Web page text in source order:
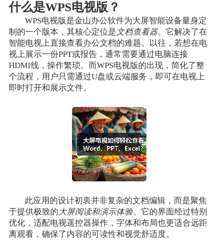
什么是WPS电视版？
WPS电视版是金山办公软件为大屏智能设备量身定
制的一个版本，其核心定位是文档查看器。它解决了在
智能电视上直接查看办公文档的难题。以往，若想在电
视上展示一份PPT或报告，通常需要通过电脑连接
HDMI线，操作繁琐。而WPS电视版的出现，简化了整
个流程，用户只需通过U盘或云端服务，即可在电视上
即时打开和展示文件。
此应用的设计初衷并非复杂的文档编辑，而是聚焦
于提供极致的 大屏阅读和演示体验。它的界面经过特别
优化，适配电视遥控器操作，字体和布局也更适合远距
离观看，确保了内容的可读性和视觉舒适度。